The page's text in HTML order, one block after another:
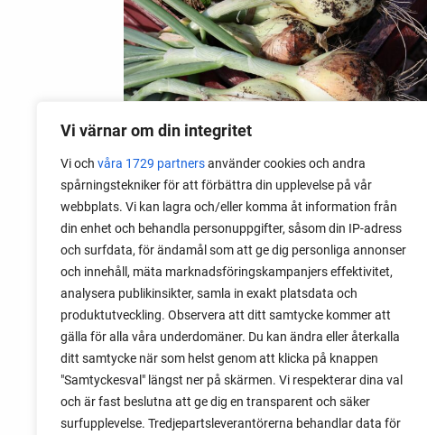
Vi värnar om din integritet
Vi och våra 1729 partnersanvänder cookies och andra
spårningstekniker för att förbättra din upplevelse på vår
webbplats. Vi kan lagra och/eller komma åt information från
din enhet och behandla personuppgifter, såsom din IP-adress
och surfdata, för ändamål som att ge dig personliga annonser
och innehåll, mäta marknadsföringskampanjers effektivitet,
analysera publikinsikter, samla in exakt platsdata och
produktutveckling. Observera att ditt samtycke kommer att
gälla för alla våra underdomäner. Du kan ändra eller återkalla
ditt samtycke när som helst genom att klicka på knappen
"Samtyckesval" längst ner på skärmen. Vi respekterar dina val
och är fast beslutna att ge dig en transparent och säker
surfupplevelse. Tredjepartsleverantörerna behandlar data för
28 juli 2026
Odla lök från frö - Stor skörd
Det är lätt att lyckas med lök från frö.
Följ min sådd under säsongen och få
tips om hur du sår, skolar om, planterar
och skördar egen lök.